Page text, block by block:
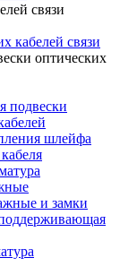
связи
кабелей связи
оптических
подвески
шлейфа
и замки